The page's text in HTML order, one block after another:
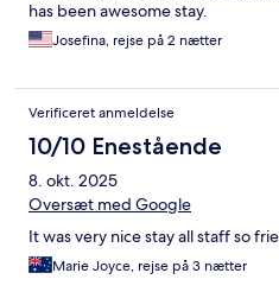
has been awesome stay.
Josefina, rejse på 2 nætter
Verificeret anmeldelse
10/10 Enestående
8. okt. 2025
Oversæt med Google
It was very nice stay all staff so
Marie Joyce, rejse på 3 nætter